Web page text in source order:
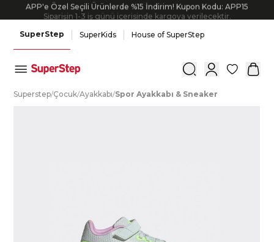
Siparişin 1-3 iş günü içerisinde kargoya verilecektir.
SuperStep SuperKids House of SuperStep
0
Superstep/Çocuk/Ayakkabı/Spor Ayakkabı & Sneaker